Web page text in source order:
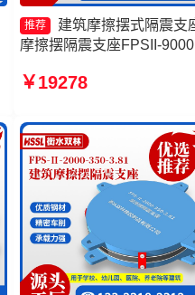
推荐
建筑摩擦摆式隔震支
摩擦摆隔震支座FPSII-
FPSII-1000-350-3.81源头
￥19278